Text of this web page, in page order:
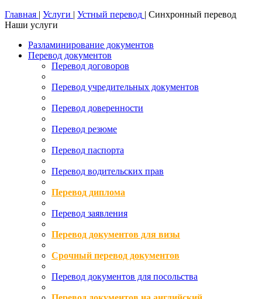
Главная | Услуги | Устный перевод | Синхронный перевод
Наши услуги
Разламинирование документов
Перевод документов
Перевод договоров
Перевод учредительных документов
Перевод доверенности
Перевод резюме
Перевод паспорта
Перевод водительских прав
Перевод диплома
Перевод заявления
Перевод документов для визы
Срочный перевод документов
Перевод документов для посольства